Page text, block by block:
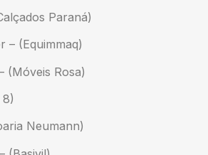
Paraná)
– (Equimmaq)
(Móveis Rosa)
Neumann)